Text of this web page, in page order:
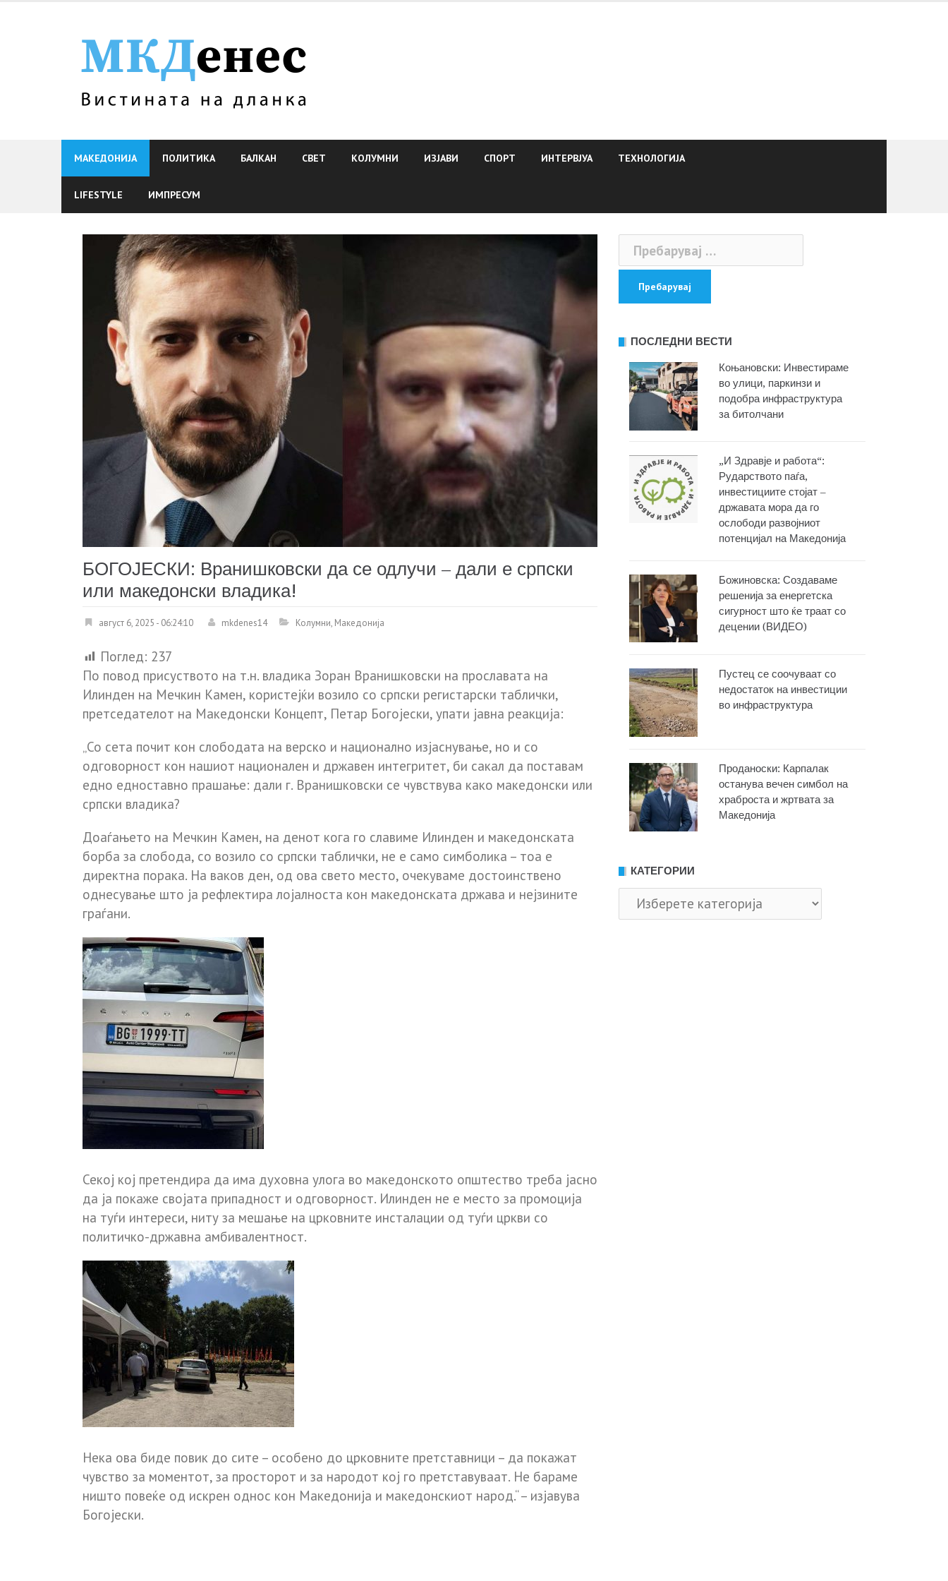
МАКЕДОНИЈА ПОЛИТИКА БАЛКАН СВЕТ КОЛУМНИ ИЗЈАВИ СПОРТ ИНТЕРВЈУА ТЕХНОЛОГИЈА
LIFESTYLE ИМПРЕСУМ
БОГОЈЕСКИ: Вранишковски да се одлучи – дали е српски
или македонски владика!
август 6, 2025 - 06:24:10 mkdenes14 Колумни, Македонија
Поглед: 237
По повод присуството на т.н. владика Зоран Вранишковски на прославата на
Илинден на Мечкин Камен, користејќи возило со српски регистарски таблички,
претседателот на Македонски Концепт, Петар Богојески, упати јавна реакција:
„Со сета почит кон слободата на верско и национално изјаснување, но и со
одговорност кон нашиот национален и државен интегритет, би сакал да поставам
едно едноставно прашање: дали г. Вранишковски се чувствува како македонски или
српски владика?
Доаѓањето на Мечкин Камен, на денот кога го славиме Илинден и македонската
борба за слобода, со возило со српски таблички, не е само симболика – тоа е
директна порака. На ваков ден, од ова свето место, очекуваме достоинствено
однесување што ја рефлектира лојалноста кон македонската држава и нејзините
граѓани.
Секој кој претендира да има духовна улога во македонското општество треба јасно
да ја покаже својата припадност и одговорност. Илинден не е место за промоција
на туѓи интереси, ниту за мешање на црковните инсталации од туѓи цркви со
политичко-државна амбивалентност.
Нека ова биде повик до сите – особено до црковните претставници – да покажат
чувство за моментот, за просторот и за народот кој го претставуваат. Не бараме
ништо повеќе од искрен однос кон Македонија и македонскиот народ.“ – изјавува
Богојески.
Пребарувај
за:
ПОСЛЕДНИ ВЕСТИ
Коњановски: Инвестираме
во улици, паркинзи и
подобра инфраструктура
за битолчани
„И Здравје и работа“:
Рударството паѓа,
инвестициите стојат –
државата мора да го
ослободи развојниот
потенцијал на Македонија
Божиновска: Создаваме
решенија за енергетска
сигурност што ќе траат со
децении (ВИДЕО)
Пустец се соочуваат со
недостаток на инвестиции
во инфраструктура
Проданоски: Карпалак
останува вечен симбол на
храброста и жртвата за
Македонија
КАТЕГОРИИ
Категории